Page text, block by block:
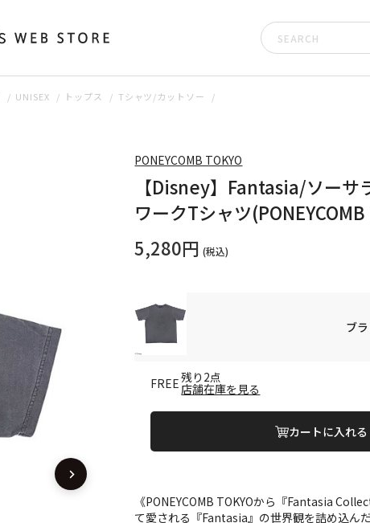
UNISEX トップス
Tシャツ/カットソー
PONEYCOMB TOKYO
【Disney】Fantasia/ソーサ
ワークTシャツ(PONEYCOMB
5,280円 (税込)
ブ
FREE残り2点
店舗在庫を見る
カートに入れる
《PONEYCOMB TOKYOから『Fantasia
て愛される『Fantasia』の世界観を詰め込ん